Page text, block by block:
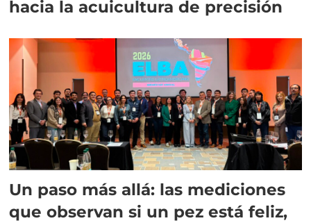
hacia la acuicultura de precisión
Un paso más allá: las mediciones
que observan si un pez está feliz,